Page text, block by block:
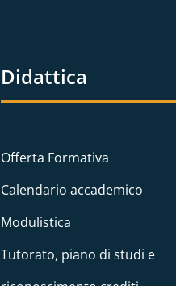
Didattica
Offerta Formativa
Calendario accademico
Modulistica
Tutorato, piano di studi e